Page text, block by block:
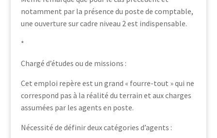
notamment par la présence du poste de comptable,
une ouverture sur cadre niveau 2 est indispensable.
*
Chargé d’études ou de missions :
Cet emploi repère est un grand « fourre-tout » qui ne
correspond pas à la réalité du terrain et aux charges
assumées par les agents en poste.
Nécessité de définir deux catégories d’agents :